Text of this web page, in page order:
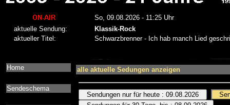
Home
Sendeschema
alle aktuelle Sedungen anzeigen